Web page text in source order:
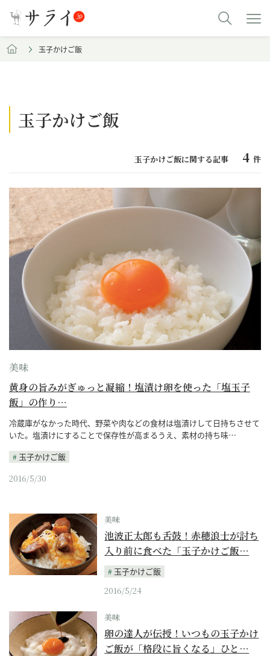
玉子かけご飯
玉子かけご飯
玉子かけご飯に関する記事 4 件
美味
黄身の旨みがぎゅっと凝縮！塩漬け卵を使った「塩玉子
飯」の作り…
冷蔵庫がなかった時代、野菜や肉などの食材は塩漬けして日持ちさせて
いた。塩漬けにすることで保存性が高まるうえ、素材の持ち味…
玉子かけご飯
2016/5/30
美味
池波正太郎も舌鼓！赤穂浪士が討ち
入り前に食べた「玉子かけご飯…
玉子かけご飯
2016/5/24
美味
卵の達人が伝授！いつもの玉子かけ
ご飯が「格段に旨くなる」ひと…